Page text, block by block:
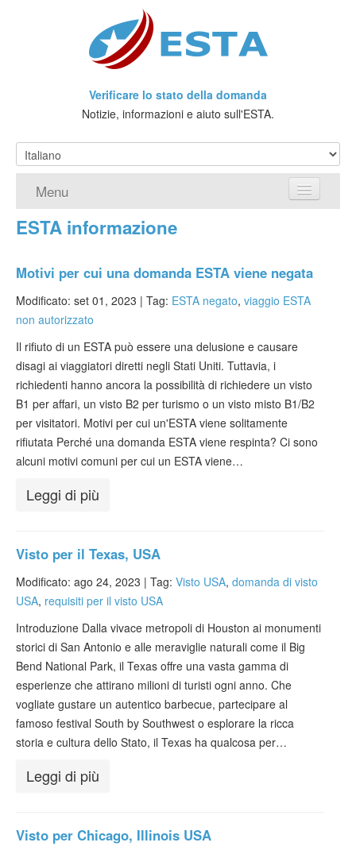
Verificare lo stato della domanda
Notizie, informazioni e aiuto sull'ESTA.
Menu
Home
Che cos'è l'ESTA?
Verificare ESTA
ESTA info
Contatto
ESTA informazione
Motivi per cui una domanda ESTA viene negata
Modificato: set 01, 2023 | Tag: ESTA negato, viaggio ESTA
non autorizzato
Il rifiuto di un ESTA può essere una delusione e causare
disagi ai viaggiatori diretti negli Stati Uniti. Tuttavia, i
richiedenti hanno ancora la possibilità di richiedere un visto
B1 per affari, un visto B2 per turismo o un visto misto B1/B2
per visitatori. Motivi per cui un'ESTA viene solitamente
rifiutata Perché una domanda ESTA viene respinta? Ci sono
alcuni motivi comuni per cui un ESTA viene…
Leggi di più
Visto per il Texas, USA
Modificato: ago 24, 2023 | Tag: Visto USA, domanda di visto
USA, requisiti per il visto USA
Introduzione Dalla vivace metropoli di Houston ai monumenti
storici di San Antonio e alle meraviglie naturali come il Big
Bend National Park, il Texas offre una vasta gamma di
esperienze che attirano milioni di turisti ogni anno. Che
vogliate gustare un autentico barbecue, partecipare al
famoso festival South by Southwest o esplorare la ricca
storia e cultura dello Stato, il Texas ha qualcosa per…
Leggi di più
Visto per Chicago, Illinois USA